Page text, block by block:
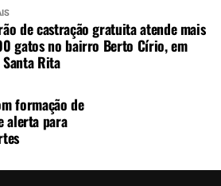
de castração gratuita atende mais
gatos no bairro Berto Círio, em
Santa Rita
formação de
alerta para